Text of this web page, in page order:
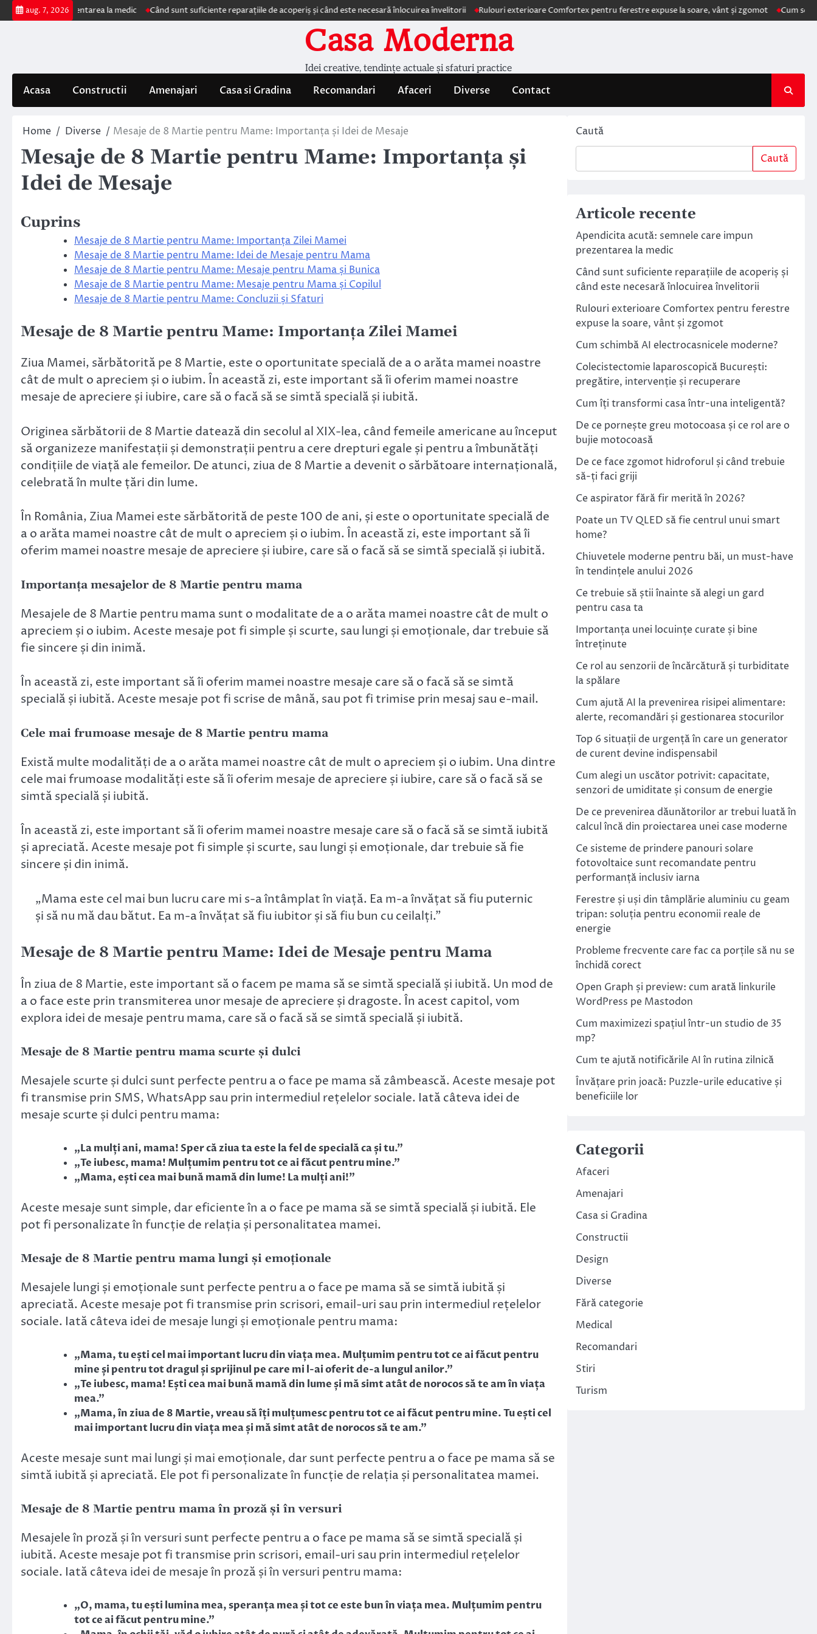
Skip
to
aug. 7, 2026
prezentarea la medic Când sunt suficiente reparațiile de acoperiș și când este necesară înlocuirea învelitorii Rulouri exterioare Comfortex pentru ferestre expuse la soare, vânt și zgomot Cum schimbă AI
Casa Moderna
Idei creative, tendințe actuale și sfaturi practice
Acasa Constructii Amenajari Casa si Gradina Recomandari Afaceri Diverse Contact
Home Diverse Mesaje de 8 Martie pentru Mame: Importanța și Idei de Mesaje
Mesaje de 8 Martie pentru Mame: Importanța și
Idei de Mesaje
Cuprins
Mesaje de 8 Martie pentru Mame: Importanța Zilei Mamei
Mesaje de 8 Martie pentru Mame: Idei de Mesaje pentru Mama
Mesaje de 8 Martie pentru Mame: Mesaje pentru Mama și Bunica
Mesaje de 8 Martie pentru Mame: Mesaje pentru Mama și Copilul
Mesaje de 8 Martie pentru Mame: Concluzii și Sfaturi
Mesaje de 8 Martie pentru Mame: Importanța Zilei Mamei
Ziua Mamei, sărbătorită pe 8 Martie, este o oportunitate specială de a o arăta mamei noastre
cât de mult o apreciem și o iubim. În această zi, este important să îi oferim mamei noastre
mesaje de apreciere și iubire, care să o facă să se simtă specială și iubită.
Originea sărbătorii de 8 Martie datează din secolul al XIX-lea, când femeile americane au început
să organizeze manifestații și demonstrații pentru a cere drepturi egale și pentru a îmbunătăți
condițiile de viață ale femeilor. De atunci, ziua de 8 Martie a devenit o sărbătoare internațională,
celebrată în multe țări din lume.
În România, Ziua Mamei este sărbătorită de peste 100 de ani, și este o oportunitate specială de
a o arăta mamei noastre cât de mult o apreciem și o iubim. În această zi, este important să îi
oferim mamei noastre mesaje de apreciere și iubire, care să o facă să se simtă specială și iubită.
Importanța mesajelor de 8 Martie pentru mama
Mesajele de 8 Martie pentru mama sunt o modalitate de a o arăta mamei noastre cât de mult o
apreciem și o iubim. Aceste mesaje pot fi simple și scurte, sau lungi și emoționale, dar trebuie să
fie sincere și din inimă.
În această zi, este important să îi oferim mamei noastre mesaje care să o facă să se simtă
specială și iubită. Aceste mesaje pot fi scrise de mână, sau pot fi trimise prin mesaj sau e-mail.
Cele mai frumoase mesaje de 8 Martie pentru mama
Există multe modalități de a o arăta mamei noastre cât de mult o apreciem și o iubim. Una dintre
cele mai frumoase modalități este să îi oferim mesaje de apreciere și iubire, care să o facă să se
simtă specială și iubită.
În această zi, este important să îi oferim mamei noastre mesaje care să o facă să se simtă iubită
și apreciată. Aceste mesaje pot fi simple și scurte, sau lungi și emoționale, dar trebuie să fie
sincere și din inimă.
„Mama este cel mai bun lucru care mi s-a întâmplat în viață. Ea m-a învățat să fiu puternic
și să nu mă dau bătut. Ea m-a învățat să fiu iubitor și să fiu bun cu ceilalți.”
Mesaje de 8 Martie pentru Mame: Idei de Mesaje pentru Mama
În ziua de 8 Martie, este important să o facem pe mama să se simtă specială și iubită. Un mod de
a o face este prin transmiterea unor mesaje de apreciere și dragoste. În acest capitol, vom
explora idei de mesaje pentru mama, care să o facă să se simtă specială și iubită.
Mesaje de 8 Martie pentru mama scurte și dulci
Mesajele scurte și dulci sunt perfecte pentru a o face pe mama să zâmbească. Aceste mesaje pot
fi transmise prin SMS, WhatsApp sau prin intermediul rețelelor sociale. Iată câteva idei de
mesaje scurte și dulci pentru mama:
„La mulți ani, mama! Sper că ziua ta este la fel de specială ca și tu.”
„Te iubesc, mama! Mulțumim pentru tot ce ai făcut pentru mine.”
„Mama, ești cea mai bună mamă din lume! La mulți ani!”
Aceste mesaje sunt simple, dar eficiente în a o face pe mama să se simtă specială și iubită. Ele
pot fi personalizate în funcție de relația și personalitatea mamei.
Mesaje de 8 Martie pentru mama lungi și emoționale
Mesajele lungi și emoționale sunt perfecte pentru a o face pe mama să se simtă iubită și
apreciată. Aceste mesaje pot fi transmise prin scrisori, email-uri sau prin intermediul rețelelor
sociale. Iată câteva idei de mesaje lungi și emoționale pentru mama:
„Mama, tu ești cel mai important lucru din viața mea. Mulțumim pentru tot ce ai făcut pentru
mine și pentru tot dragul și sprijinul pe care mi l-ai oferit de-a lungul anilor.”
„Te iubesc, mama! Ești cea mai bună mamă din lume și mă simt atât de norocos să te am în viața
mea.”
„Mama, în ziua de 8 Martie, vreau să îți mulțumesc pentru tot ce ai făcut pentru mine. Tu ești cel
mai important lucru din viața mea și mă simt atât de norocos să te am.”
Aceste mesaje sunt mai lungi și mai emoționale, dar sunt perfecte pentru a o face pe mama să se
simtă iubită și apreciată. Ele pot fi personalizate în funcție de relația și personalitatea mamei.
Mesaje de 8 Martie pentru mama în proză și în versuri
Mesajele în proză și în versuri sunt perfecte pentru a o face pe mama să se simtă specială și
iubită. Aceste mesaje pot fi transmise prin scrisori, email-uri sau prin intermediul rețelelor
sociale. Iată câteva idei de mesaje în proză și în versuri pentru mama:
„O, mama, tu ești lumina mea, speranța mea și tot ce este bun în viața mea. Mulțumim pentru
tot ce ai făcut pentru mine.”
Caută
Caută
Articole recente
Apendicita acută: semnele care impun
prezentarea la medic
Când sunt suficiente reparațiile de acoperiș și
când este necesară înlocuirea învelitorii
Rulouri exterioare Comfortex pentru ferestre
expuse la soare, vânt și zgomot
Cum schimbă AI electrocasnicele moderne?
Colecistectomie laparoscopică București:
pregătire, intervenție și recuperare
Cum îți transformi casa într-una inteligentă?
De ce pornește greu motocoasa și ce rol are o
bujie motocoasă
De ce face zgomot hidroforul și când trebuie
să-ți faci griji
Ce aspirator fără fir merită în 2026?
Poate un TV QLED să fie centrul unui smart
home?
Chiuvetele moderne pentru băi, un must-have
în tendințele anului 2026
Ce trebuie să știi înainte să alegi un gard
pentru casa ta
Importanța unei locuințe curate și bine
întreținute
Ce rol au senzorii de încărcătură și turbiditate
la spălare
Cum ajută AI la prevenirea risipei alimentare:
alerte, recomandări și gestionarea stocurilor
Top 6 situații de urgență în care un generator
de curent devine indispensabil
Cum alegi un uscător potrivit: capacitate,
senzori de umiditate și consum de energie
De ce prevenirea dăunătorilor ar trebui luată în
calcul încă din proiectarea unei case moderne
Ce sisteme de prindere panouri solare
fotovoltaice sunt recomandate pentru
performanță inclusiv iarna
Ferestre și uși din tâmplărie aluminiu cu geam
tripan: soluția pentru economii reale de
energie
Probleme frecvente care fac ca porțile să nu se
închidă corect
Open Graph și preview: cum arată linkurile
WordPress pe Mastodon
Cum maximizezi spațiul într-un studio de 35
mp?
Cum te ajută notificările AI în rutina zilnică
Învățare prin joacă: Puzzle-urile educative și
beneficiile lor
Categorii
Afaceri
Amenajari
Casa si Gradina
Constructii
Design
Diverse
Fără categorie
Medical
Recomandari
Stiri
Turism